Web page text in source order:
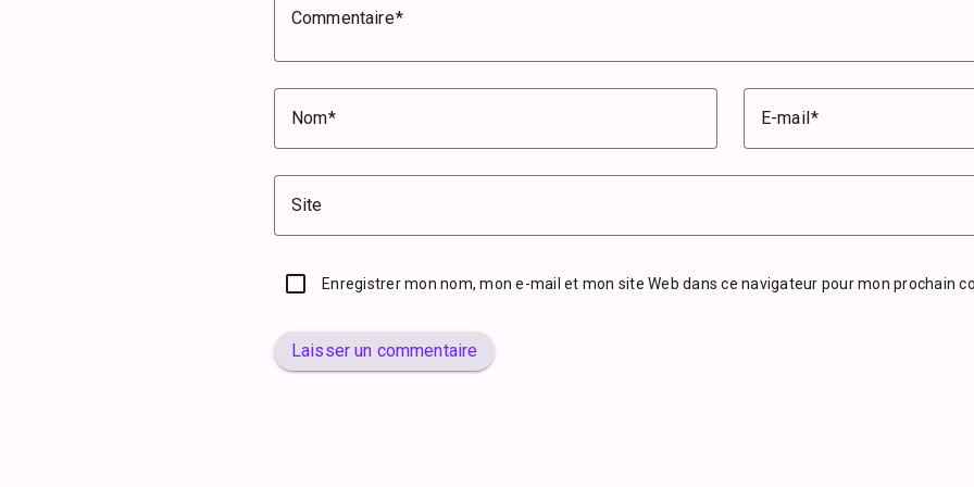
Commentaire
Nom E-mail
Site
Enregistrer mon nom, mon e-mail et mon site Web dans ce navigateur pour mon prochain
Laisser un commentaire